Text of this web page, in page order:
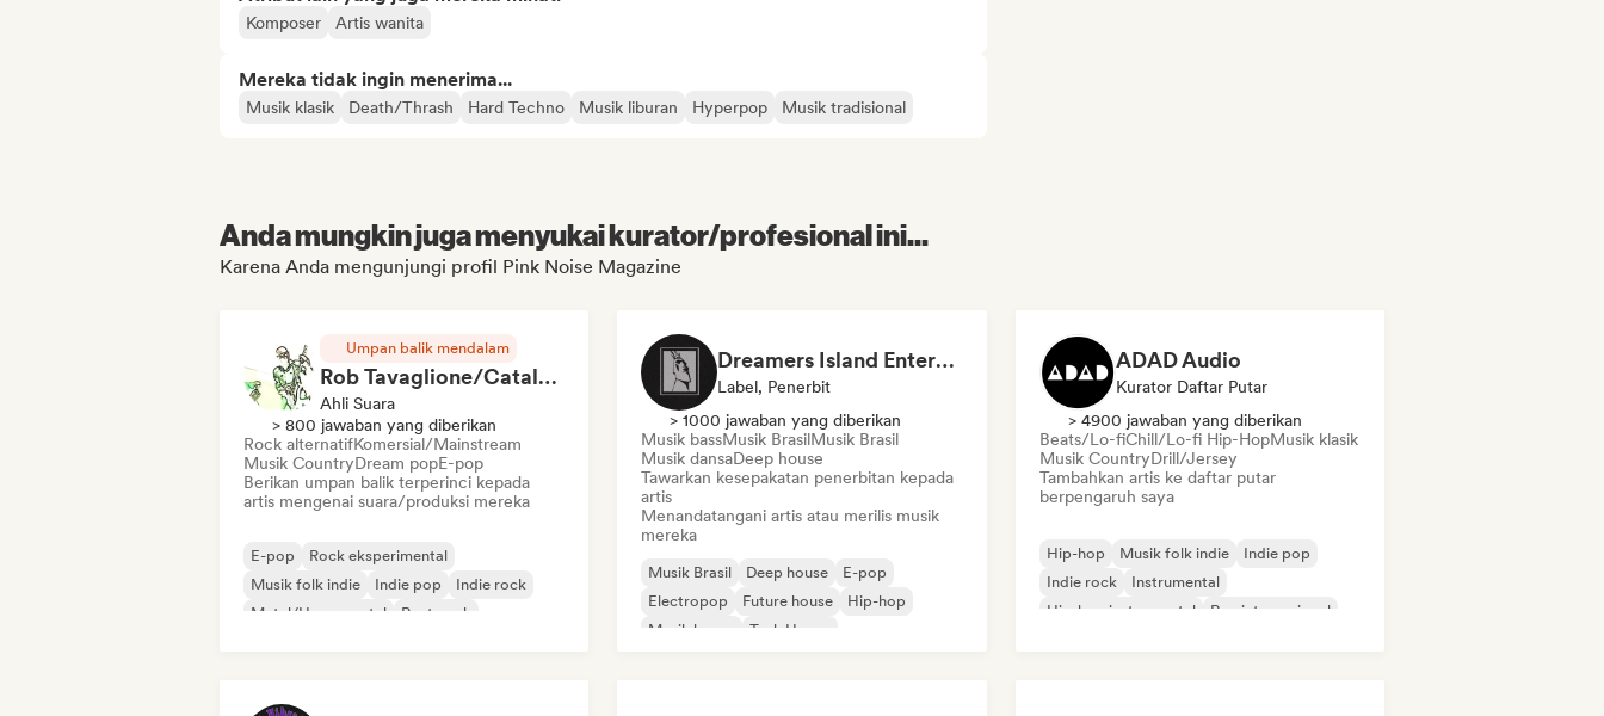
Komposer Artis wanita
Mereka tidak ingin menerima...
Musik klasik Death/Thrash Hard Techno Musik liburan Hyperpop Musik tradisional
Anda mungkin juga menyukai kurator/profesional ini...
Karena Anda mengunjungi profil Pink Noise Magazine
Umpan balik mendalam
Rob Tavaglione/Catalyst Recording
Ahli Suara
> 800 jawaban yang diberikan
Rock alternatifKomersial/Mainstream
Musik CountryDream popE-pop
Berikan umpan balik terperinci kepada
artis mengenai suara/produksi mereka
E-pop
Rock eksperimental
Musik folk indie
Indie pop
Indie rock
Metal/Heavy metal
Post-rock
Dreamers Island Entertainment
Label, Penerbit
> 1000 jawaban yang diberikan
Musik bassMusik BrasilMusik Brasil
Musik dansaDeep house
Tawarkan kesepakatan penerbitan kepada
artis
Menandatangani artis atau merilis musik
mereka
Musik Brasil Deep house
E-pop
Electropop
Future house
Hip-hop
Musik house
Tech House
ADAD Audio
Kurator Daftar Putar
> 4900 jawaban yang diberikan
Beats/Lo-fiChill/Lo-fi Hip-HopMusik klasik
Musik CountryDrill/Jersey
Tambahkan artis ke daftar putar
berpengaruh saya
Hip-hop Musik folk indie
Indie pop
Indie rock
Instrumental
Hip-hop instrumental
Rap internasional